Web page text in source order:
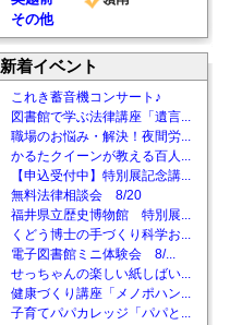
その他
新着イベント
これき蓄音機コンサート♪
図書館で学ぶ法律講座「遺言...
職場のお悩み・解決！夜間労...
かるたクイーンが教える百人...
【申込受付中】特別展記念講...
無料法律相談会 8/20
福井県立歴史博物館 特別展...
くどう博士の手づくり科学お...
電子図書館ミニ体験会 8/...
せっちゃんの楽しい紙しばい...
健康づくり講座「メノポハン...
子育てパパカレッジ「パパと...